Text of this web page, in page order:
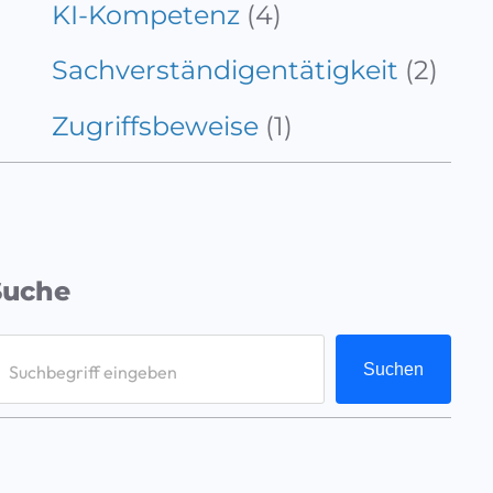
KI-Kompetenz(4)
Sachverständigentätigkeit (2)
Zugriffsbeweise(1)
Suchen